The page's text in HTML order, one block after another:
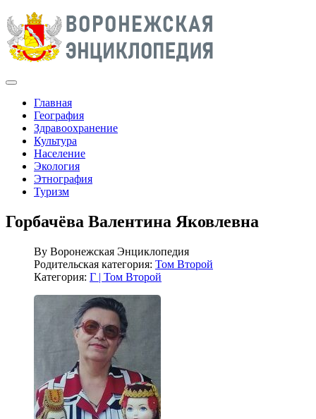
Главная
География
Здравоохранение
Культура
Население
Экология
Этнография
Туризм
Горбачёва Валентина Яковлевна
By Воронежская Энциклопедия
Родительская категория: Том Второй
Категория: Г | Том Второй